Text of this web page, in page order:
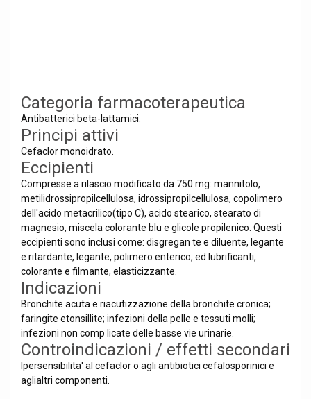
Categoria farmacoterapeutica
Antibatterici beta-lattamici.
Principi attivi
Cefaclor monoidrato.
Eccipienti
Compresse a rilascio modificato da 750 mg: mannitolo,
metilidrossipropilcellulosa, idrossipropilcellulosa, copolimero
dell'acido metacrilico(tipo C), acido stearico, stearato di
magnesio, miscela colorante blu e glicole propilenico. Questi
eccipienti sono inclusi come: disgregan te e diluente, legante
e ritardante, legante, polimero enterico, ed lubrificanti,
colorante e filmante, elasticizzante.
Indicazioni
Bronchite acuta e riacutizzazione della bronchite cronica;
faringite etonsillite; infezioni della pelle e tessuti molli;
infezioni non comp licate delle basse vie urinarie.
Controindicazioni / effetti secondari
Ipersensibilita' al cefaclor o agli antibiotici cefalosporinici e
aglialtri componenti.